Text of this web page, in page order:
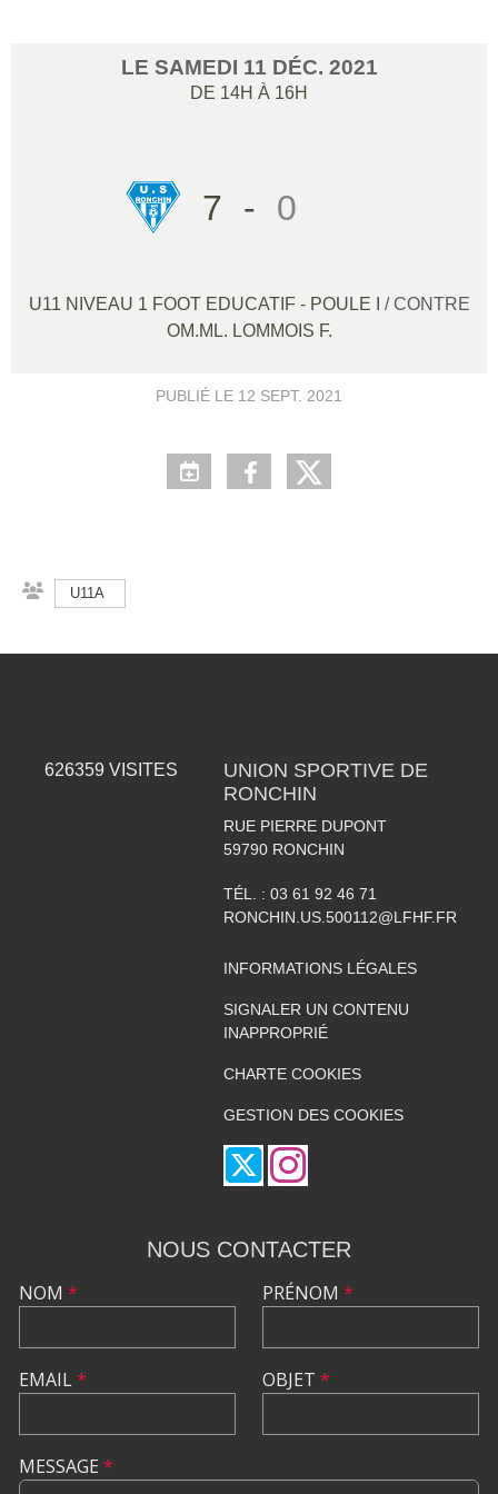
LE SAMEDI 11 DÉC. 2021
DE 14H À 16H
7 - 0
U11 NIVEAU 1 FOOT EDUCATIF - POULE I / CONTRE
OM.ML. LOMMOIS F.
PUBLIÉ LE 12 SEPT. 2021
U11A
626359 VISITES
UNION SPORTIVE DE
RONCHIN
RUE PIERRE DUPONT
59790 RONCHIN
TÉL. : 03 61 92 46 71
RONCHIN.US.500112@LFHF.FR
INFORMATIONS LÉGALES
SIGNALER UN CONTENU
INAPPROPRIÉ
CHARTE COOKIES
GESTION DES COOKIES
NOUS CONTACTER
NOM *
EMAIL*
PRÉNOM *
OBJET *
MESSAGE *